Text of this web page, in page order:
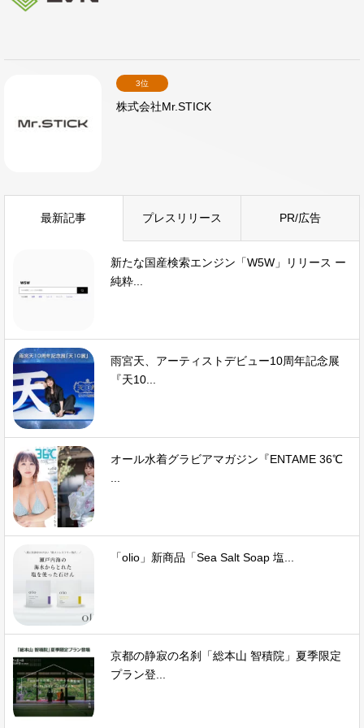
3位
株式会社Mr.STICK
最新記事 プレスリリース PR/広告
新たな国産検索エンジン「W5W」リリース ー
純粋...
雨宮天、アーティストデビュー10周年記念展
『天10...
オール水着グラビアマガジン『ENTAME 36℃
「olio」新商品「Sea Salt Soap 塩...
京都の静寂の名刹「総本山 智積院」夏季限定
プラン登...